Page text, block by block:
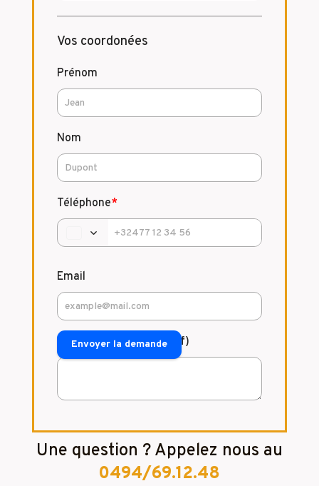
Vos coordonées
Prénom
Nom
Téléphone*
Email
Commentaire (facultatif)
Envoyer la demande
Une question ? Appelez nous au
0494/69.12.48